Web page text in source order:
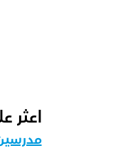
اعثر